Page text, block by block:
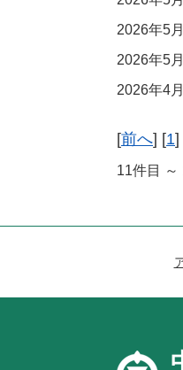
2026年5
2026年5
2026年4
[前へ] [1]
11件目 ～